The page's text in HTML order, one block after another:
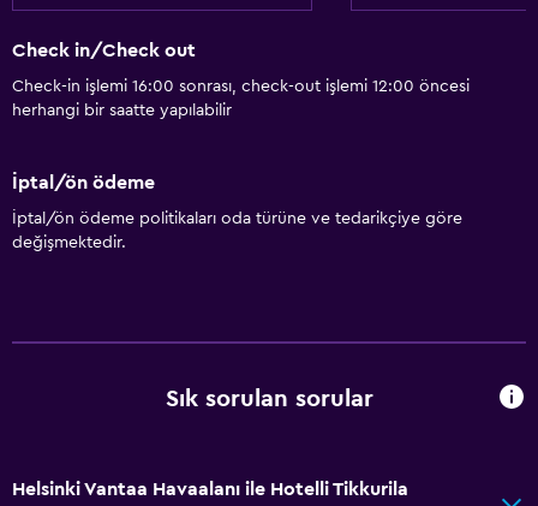
Check in/Check out
Check-in işlemi 16:00 sonrası, check-out işlemi 12:00 öncesi
herhangi bir saatte yapılabilir
İptal/ön ödeme
İptal/ön ödeme politikaları oda türüne ve tedarikçiye göre
değişmektedir.
Sık sorulan sorular
Helsinki Vantaa Havaalanı ile Hotelli Tikkurila